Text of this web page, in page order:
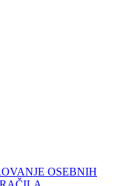
OSEBNIH